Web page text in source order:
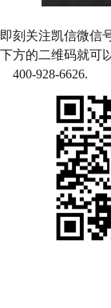
即刻关注凯信微信
下方的二维码就可
400-928-6626.